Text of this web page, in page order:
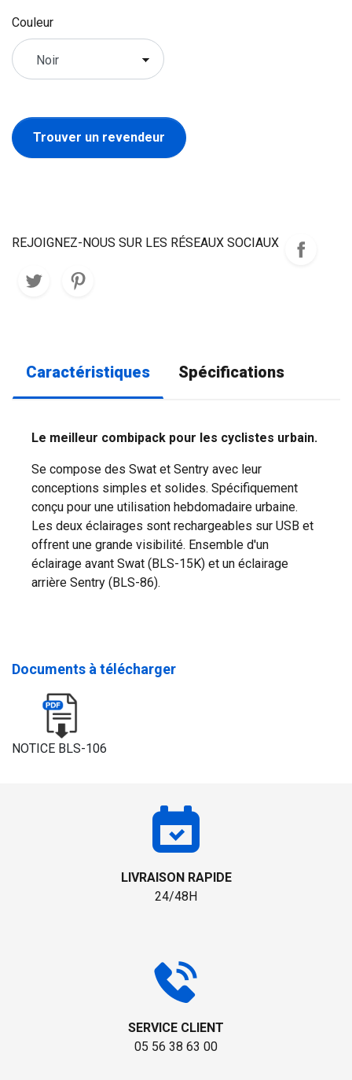
Couleur
Trouver un revendeur
REJOIGNEZ-NOUS SUR LES RÉSEAUX SOCIAUX
Caractéristiques Spécifications
Le meilleur combipack pour les cyclistes urbain.
Se compose des Swat et Sentry avec leur
conceptions simples et solides. Spécifiquement
conçu pour une utilisation hebdomadaire urbaine.
Les deux éclairages sont rechargeables sur USB et
offrent une grande visibilité. Ensemble d'un
éclairage avant Swat (BLS-15K) et un éclairage
arrière Sentry (BLS-86).
Documents à télécharger
NOTICE BLS-106
LIVRAISON RAPIDE
24/48H
SERVICE CLIENT
05 56 38 63 00